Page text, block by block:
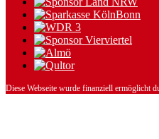
Diese Webseite wurde finanziell ermöglicht